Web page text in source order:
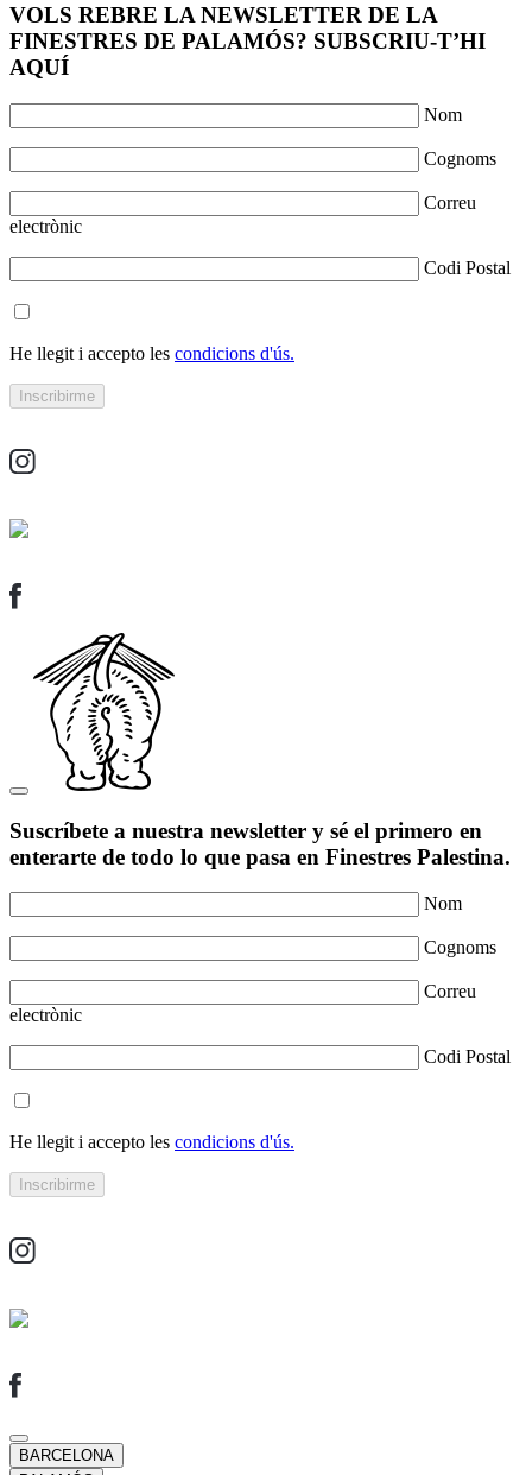
VOLS REBRE LA NEWSLETTER DE LA
FINESTRES DE PALAMÓS? SUBSCRIU-T’HI
AQUÍ
Nom
Cognoms
Correu
electrònic
Codi Postal
He llegit i accepto les condicions d'ús.
Suscríbete a nuestra newsletter y sé el primero en
enterarte de todo lo que pasa en Finestres Palestina.
Nom
Cognoms
Correu
electrònic
Codi Postal
He llegit i accepto les condicions d'ús.
BARCELONA